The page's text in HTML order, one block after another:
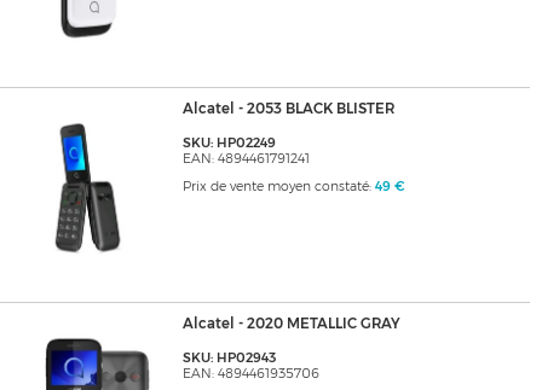
Alcatel - 2053 BLACK BLISTER
SKU: HP02249
EAN: 4894461791241
Prix de vente moyen constaté: 49 €
Alcatel - 2020 METALLIC GRAY
SKU: HP02943
EAN: 4894461935706